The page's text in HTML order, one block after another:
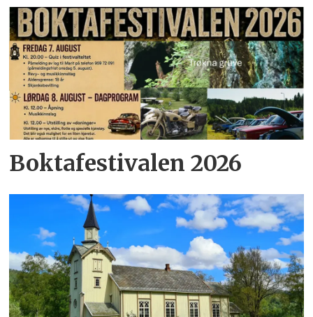
Boktafestivalen 2026